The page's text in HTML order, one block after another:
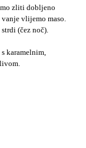
zliti dobljeno
vanje vlijemo maso.
(čez noč).
karamelnim,